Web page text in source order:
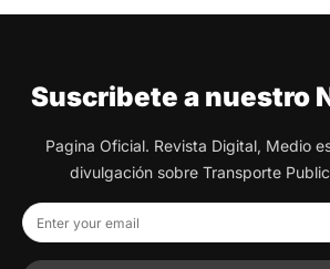
Suscribete a nuestro
Pagina Oficial. Revista Digital, Medio
divulgación sobre Transporte